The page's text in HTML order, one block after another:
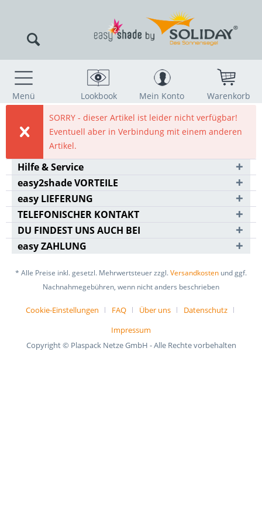
Menü Lookbook Mein Konto
Warenkorb
SORRY - dieser Artikel ist leider nicht verfügbar!
Eventuell aber in Verbindung mit einem anderen
Artikel.
Hilfe & Service
easy2shade VORTEILE
easy LIEFERUNG
TELEFONISCHER KONTAKT
DU FINDEST UNS AUCH BEI
easy ZAHLUNG
* Alle Preise inkl. gesetzl. Mehrwertsteuer zzgl.Versandkosten und ggf.
Nachnahmegebühren, wenn nicht anders beschrieben
Cookie-Einstellungen FAQ Über uns
Datenschutz
Impressum
Copyright © Plaspack Netze GmbH - Alle Rechte vorbehalten